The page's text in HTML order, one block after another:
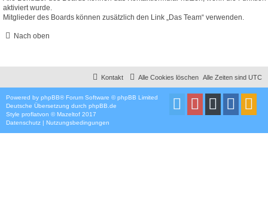
aktiviert wurde.
Mitglieder des Boards können zusätzlich den Link „Das Team“ verwenden.
Nach oben
Alle Zeiten sind UTC
Alle Cookies löschen
Kontakt
Powered by phpBB® Forum Software © phpBB Limited
Deutsche Übersetzung durch phpBB.de
Style proflatvon ©Mazeltof 2017
Datenschutz | Nutzungsbedingungen